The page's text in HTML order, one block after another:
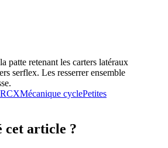
patte retenant les carters latéraux
serflex. Les resserrer ensemble
Mécanique cyclePetites
cet article ?